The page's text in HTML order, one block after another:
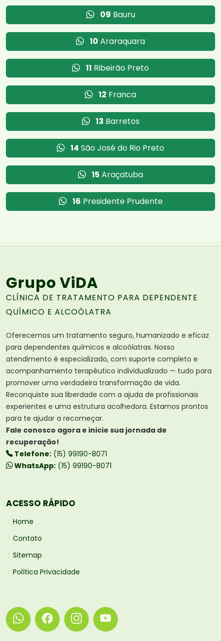
09 Bauru
10 Araraquara
11 Ribeirão Preto
12 Franca
13 Barretos
14 São José do Rio Preto
15 Araçatuba
16 Presidente Prudente
Grupo ViDA
CLÍNICA DE TRATAMENTO PARA DEPENDENTE
QUÍMICO E ALCOÓLATRA
Oferecemos um tratamento seguro, humanizado e eficaz
para dependentes químicos e alcoólatras. Nosso
atendimento é especializado, com suporte completo e
acompanhamento terapêutico individualizado — tudo para
promover uma verdadeira transformação de vida.
Reconquiste sua liberdade com a ajuda de profissionais
experientes e uma estrutura acolhedora. Estamos prontos
para te ajudar a recomeçar.
Fale conosco agora e inicie sua jornada de
recuperação!
Telefone: (15) 99190-8071
WhatsApp: (15) 99190-8071
ACESSO RÁPIDO
Home
Contato
Sitemap
Política Privacidade